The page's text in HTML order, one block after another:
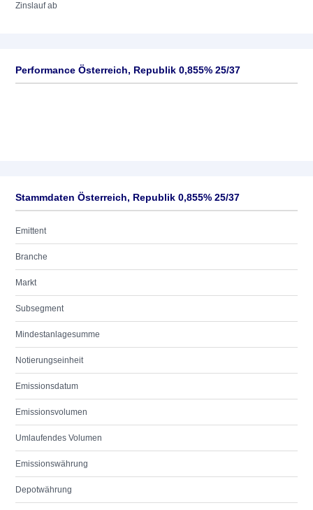
Zinslauf ab
Performance Österreich, Republik 0,855% 25/37
Stammdaten Österreich, Republik 0,855% 25/37
Emittent
Branche
Markt
Subsegment
Mindestanlagesumme
Notierungseinheit
Emissionsdatum
Emissionsvolumen
Umlaufendes Volumen
Emissionswährung
Depotwährung